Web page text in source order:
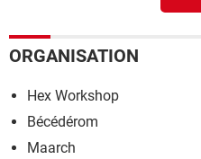
ORGANISATION
Hex Workshop
Bécédérom
Maarch